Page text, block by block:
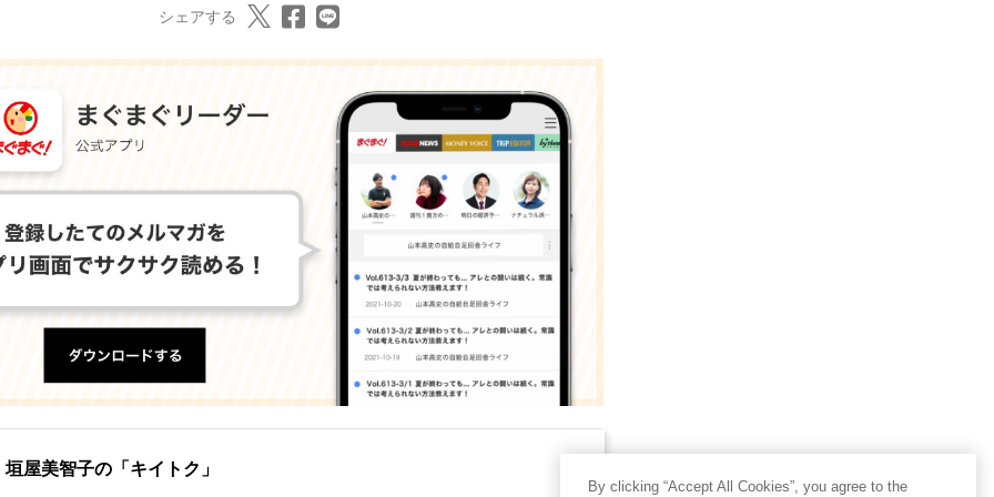
シェアする
垣屋美智子の「キイトク」
By clicking “Accept All Cookies”, you agree to the